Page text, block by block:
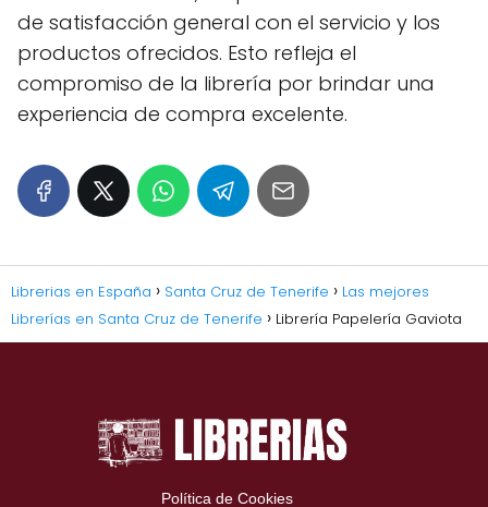
de satisfacción general con el servicio y los
productos ofrecidos. Esto refleja el
compromiso de la librería por brindar una
experiencia de compra excelente.
Librerias en España Santa Cruz de Tenerife
Las mejores
Librerías en Santa Cruz de Tenerife
Librería Papelería Gaviota
Política de Cookies